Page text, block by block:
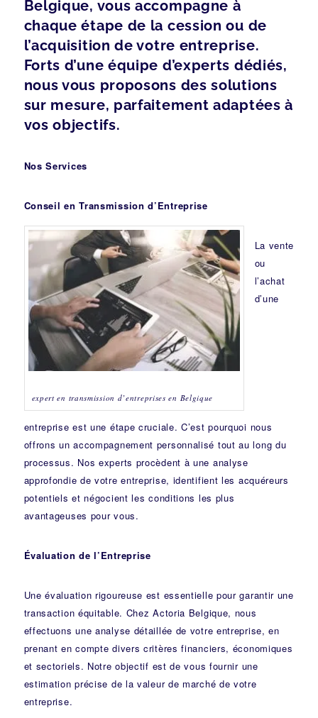
Belgique, vous accompagne à
chaque étape de la cession ou de
l’acquisition de votre entreprise.
Forts d’une équipe d’experts dédiés,
nous vous proposons des solutions
sur mesure, parfaitement adaptées à
vos objectifs.
Nos Services
Conseil en Transmission d’Entreprise
expert en transmission d’entreprises en Belgique
La vente
ou
l’achat
d’une
entreprise est une étape cruciale. C’est pourquoi nous
offrons un accompagnement personnalisé tout au long du
processus. Nos experts procèdent à une analyse
approfondie de votre entreprise, identifient les acquéreurs
potentiels et négocient les conditions les plus
avantageuses pour vous.
Évaluation de l’Entreprise
Une évaluation rigoureuse est essentielle pour garantir une
transaction équitable. Chez Actoria Belgique, nous
effectuons une analyse détaillée de votre entreprise, en
prenant en compte divers critères financiers, économiques
et sectoriels. Notre objectif est de vous fournir une
estimation précise de la valeur de marché de votre
entreprise.